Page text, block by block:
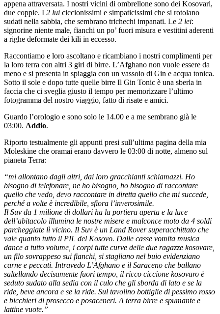
appena attraversata. I nostri vicini di ombrellone sono dei Kosovari,
due coppie. I 2 lui ciccionissimi e simpaticissimi che si rotolano
sudati nella sabbia, che sembrano trichechi impanati. Le 2 lei:
signorine niente male, fianchi un po’ fuori misura e vestitini aderenti
a righe deformate dei kili in eccesso.
Raccontiamo e loro ascoltano e ricambiano i nostri complimenti per
la loro terra con altri 3 giri di birre. L’Afghano non vuole essere da
meno e si presenta in spiaggia con un vassoio di Gin e acqua tonica.
Sotto il sole e dopo tutte quelle birre Il Gin Tonic è una sberla in
faccia che ci sveglia giusto il tempo per memorizzare l’ultimo
fotogramma del nostro viaggio, fatto di risate e amici.
Guardo l’orologio e sono solo le 14.00 e a me sembrano già le
03:00. Addio.
Riporto testualmente gli appunti presi sull’ultima pagina della mia
Moleskine che oramai erano davvero le 03:00 di notte, almeno sul
pianeta Terra:
“mi allontano dagli altri, dai loro gracchianti schiamazzi. Ho
bisogno di telefonare, ne ho bisogno, ho bisogno di raccontare
quello che vedo, devo raccontare in diretta quello che mi succede,
perché a volte è incredibile, sfiora l’inverosimile.
Il Suv da 1 milione di dollari ha la portiera aperta e la luce
dell’abitacolo illumina le nostre misere e malconce moto da 4 soldi
parcheggiate lì vicino. Il Suv è un Land Rover superacchittato che
vale quanto tutto il PIL del Kosovo. Dalle casse vomita musica
dance a tutto volume, i corpi tutte curve delle due ragazze kosovare,
un filo sovrappeso sui fianchi, si stagliano nel buio evidenziano
carne e peccati. Intravedo L’Afghano e il Saraceno che ballano
saltellando decisamente fuori tempo, il ricco ciccione kosovaro è
seduto sudato alla sedia con il culo che gli sborda di lato e se la
ride, beve ancora e se la ride. Sul tavolino bottiglie di pessimo rosso
e bicchieri di prosecco e posaceneri. A terra birre e spumante e
lattine vuote.”